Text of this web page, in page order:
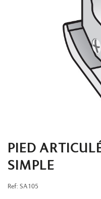
PIED
SIMPLE
Ref: SA105